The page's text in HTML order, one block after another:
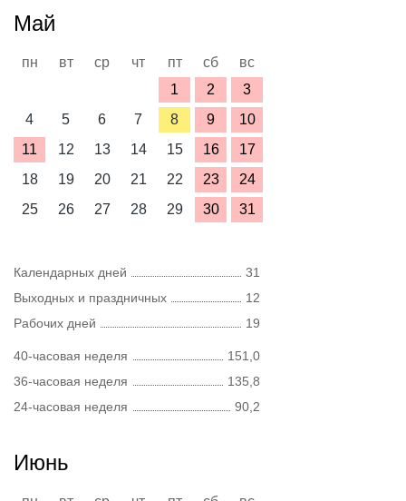
Май
пн вт ср чт пт сб
вс
1
2
3
4
5 6 7 8 9
10
11
12 13 14 15 16
17
18
19 20 21 22 23
24
25
26 27 28 29 30 31
Календарных дней
31
Выходных и праздничных
12
Рабочих дней
19
40-часовая неделя
151,0
36-часовая неделя
135,8
24-часовая неделя
90,2
Июнь